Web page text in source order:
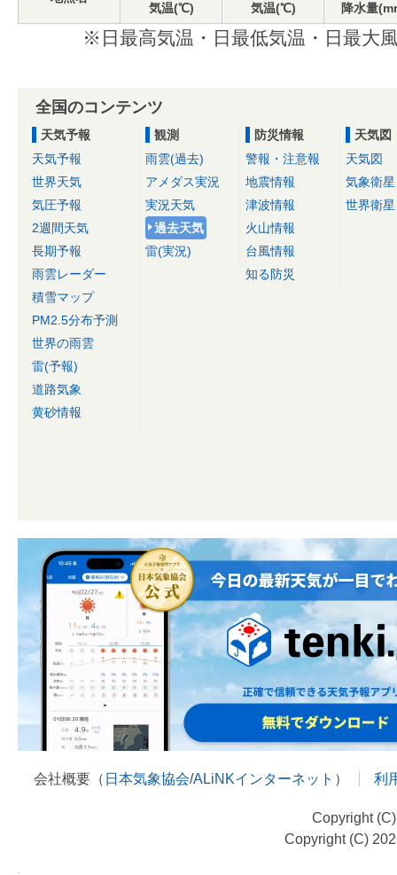
気温(℃) 気温(℃) 降水量
※日最高気温・日最低気温・日最大
全国のコンテンツ
天気予報
天気予報
世界天気
気圧予報
2週間天気
長期予報
雨雲レーダー
積雪マップ
PM2.5分布予測
世界の雨雲
雷(予報)
道路気象
黄砂情報
観測
雨雲(過去)
アメダス実況
実況天気
過去天気
雷(実況)
防災情報
警報・注意報
地震情報
津波情報
火山情報
台風情報
知る防災
天気図
天気図
気象衛星
世界衛星
会社概要（ 日本気象協会/ALiNKインターネット ） 利
Copyright
Copyright (C)